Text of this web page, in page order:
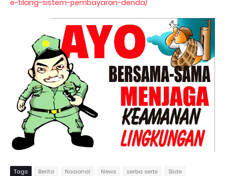
e-tilang-sistem-pembayaran-denda/
Tags Berita Nasional News serba serbi
Slide